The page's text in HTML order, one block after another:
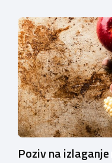
održati 12. rujna u
velesajmu. Susret će i
stručnjake i
[…]
Poziv na izlaganje